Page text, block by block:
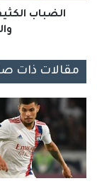
الحديديةالضباب
مقالات ذات